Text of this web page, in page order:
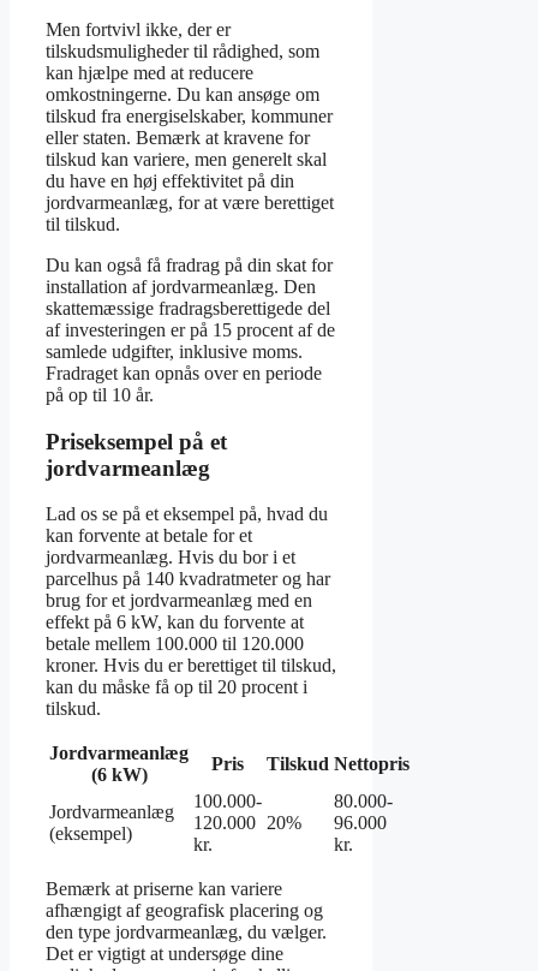
Men fortvivl ikke, der er
tilskudsmuligheder til rådighed, som
kan hjælpe med at reducere
omkostningerne. Du kan ansøge om
tilskud fra energiselskaber, kommuner
eller staten. Bemærk at kravene for
tilskud kan variere, men generelt skal
du have en høj effektivitet på din
jordvarmeanlæg, for at være berettiget
til tilskud.
Du kan også få fradrag på din skat for
installation af jordvarmeanlæg. Den
skattemæssige fradragsberettigede del
af investeringen er på 15 procent af de
samlede udgifter, inklusive moms.
Fradraget kan opnås over en periode
på op til 10 år.
Priseksempel på et
jordvarmeanlæg
Lad os se på et eksempel på, hvad du
kan forvente at betale for et
jordvarmeanlæg. Hvis du bor i et
parcelhus på 140 kvadratmeter og har
brug for et jordvarmeanlæg med en
effekt på 6 kW, kan du forvente at
betale mellem 100.000 til 120.000
kroner. Hvis du er berettiget til tilskud,
kan du måske få op til 20 procent i
tilskud.
Jordvarmeanlæg
(6 kW)
Pris Tilskud Nettopris
Jordvarmeanlæg
(eksempel)
100.000-
120.000
kr.
20%
80.000-
96.000
kr.
Bemærk at priserne kan variere
afhængigt af geografisk placering og
den type jordvarmeanlæg, du vælger.
Det er vigtigt at undersøge dine